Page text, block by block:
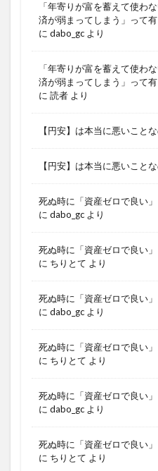
「年寄りが富を蓄えて使わ
済が弱まってしまう」って
に dabo_gc より
「年寄りが富を蓄えて使わ
済が弱まってしまう」って
に 読者 より
【円安】は本当に悪いこと
【円安】は本当に悪いこと
死ぬ時に「資産ゼロで良い
に dabo_gc より
死ぬ時に「資産ゼロで良い
に ちりとて より
死ぬ時に「資産ゼロで良い
に dabo_gc より
死ぬ時に「資産ゼロで良い
に ちりとて より
死ぬ時に「資産ゼロで良い
に dabo_gc より
死ぬ時に「資産ゼロで良い
に ちりとて より